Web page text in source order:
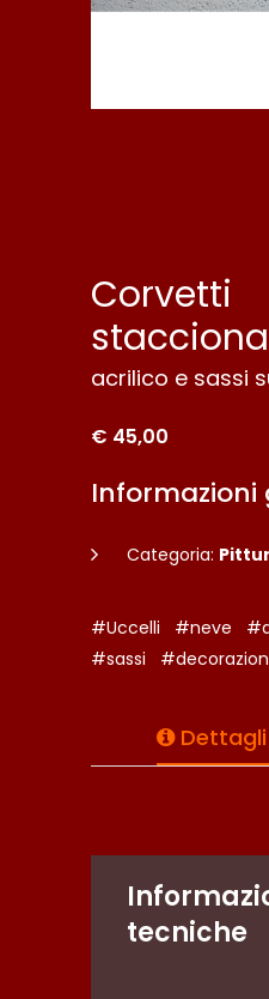
Corvetti
acrilico e sassi
€ 45,00
Informazioni
Categoria:
#Uccelli #neve
#sassi
Dettagli
tecniche